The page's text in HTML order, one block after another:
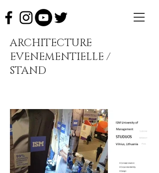
ARCHITECTURE
EVENEMENTIELLE /
STAND